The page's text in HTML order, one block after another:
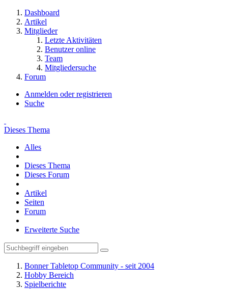
Dashboard
Artikel
Mitglieder
Letzte Aktivitäten
Benutzer online
Team
Mitgliedersuche
Forum
Anmelden oder registrieren
Suche
Dieses Thema
Alles
Dieses Thema
Dieses Forum
Artikel
Seiten
Forum
Erweiterte Suche
Bonner Tabletop Community - seit 2004
Hobby Bereich
Spielberichte